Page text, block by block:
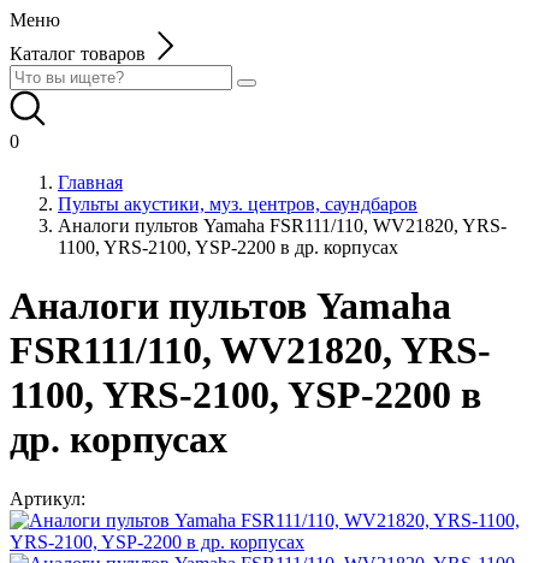
Меню
Каталог товаров
0
Главная
Пульты акустики, муз. центров, саундбаров
Aналоги пультов Yamaha FSR111/110, WV21820, YRS-
1100, YRS-2100, YSP-2200 в др. корпусах
Aналоги пультов Yamaha
FSR111/110, WV21820, YRS-
1100, YRS-2100, YSP-2200 в
др. корпусах
Артикул: